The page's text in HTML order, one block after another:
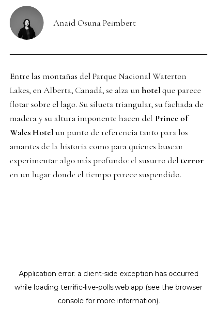
Anaid Osuna Peimbert
Entre las montañas del Parque Nacional Waterton
Lakes, en Alberta, Canadá, se alza un hotelque parece
flotar sobre el lago. Su silueta triangular, su fachada de
madera y su altura imponente hacen del Prince of
Wales Hotel un punto de referencia tanto para los
amantes de la historia como para quienes buscan
experimentar algo más profundo: el susurro del terror
en un lugar donde el tiempo parece suspendido.